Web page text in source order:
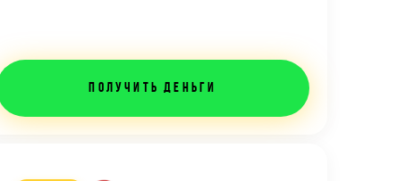
Получить деньги